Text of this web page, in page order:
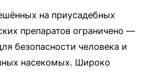
на приусадебных
препаратов ограничено —
безопасности человека и
насекомых. Широко